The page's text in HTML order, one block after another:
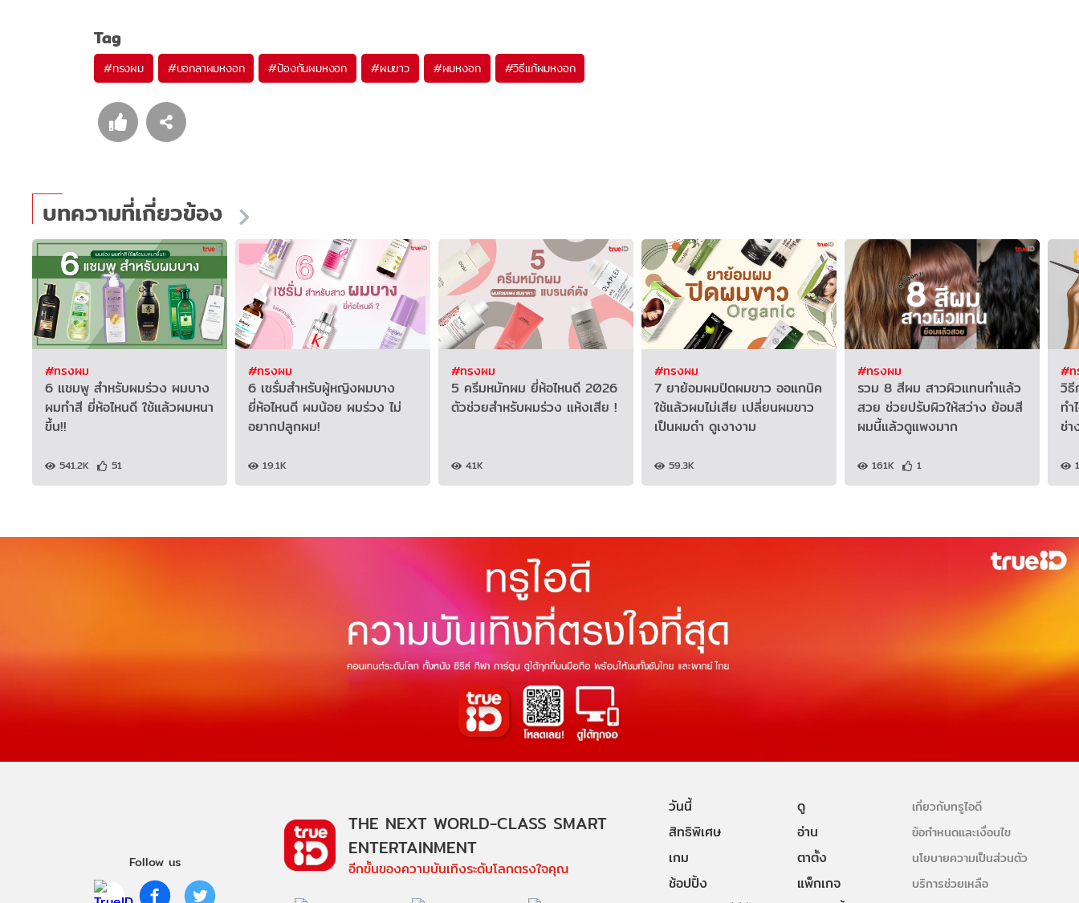
Tag
#ทรงผม #บอกลาผมหงอก #ป้องกันผมหงอก #ผมขาว #ผมหงอก #วิธีแก้ผมหงอก
บทความที่เกี่ยวข้อง
#ทรงผม
6 แชมพู สำหรับผมร่วง ผมบาง
ผมทำสี ยี่ห้อไหนดี ใช้แล้วผมหนา
ขึ้น!!
541.2K 51
#ทรงผม
6 เซรั่มสำหรับผู้หญิงผมบาง
ยี่ห้อไหนดี ผมน้อย ผมร่วง ไม่
อยากปลูกผม!
19.1K
#ทรงผม
5 ครีมหมักผม ยี่ห้อไหนดี 2026
ตัวช่วยสำหรับผมร่วง แห้งเสีย !
4.1K
#ทรงผม
7 ยาย้อมผมปิดผมขาว ออแกนิค
ใช้แล้วผมไม่เสีย เปลี่ยนผมขาว
เป็นผมดำ ดูเงางาม
59.3K
#ทรงผม
รวม 8 สีผม สาวผิวแทนทำแล้ว
สวย ช่วยปรับผิวให้สว่าง ย้อมสี
ผมนี้แล้วดูแพงมาก
161K 1
#ท
วิ
ท
ช่า
Follow us
THE NEXT WORLD-CLASS SMART
ENTERTAINMENT
อีกขั้นของความบันเทิงระดับโลกตรงใจคุณ
วันนี้
ดู
สิทธิพิเศษ
อ่าน
เกม
ตาตั้ง
ช้อปปิ้ง
แพ็กเกจ
เกี่ยวกับทรูไอดี
ข้อกำหนดและเงื่อนไข
นโยบายความเป็นส่วนตัว
บริการช่วยเหลือ